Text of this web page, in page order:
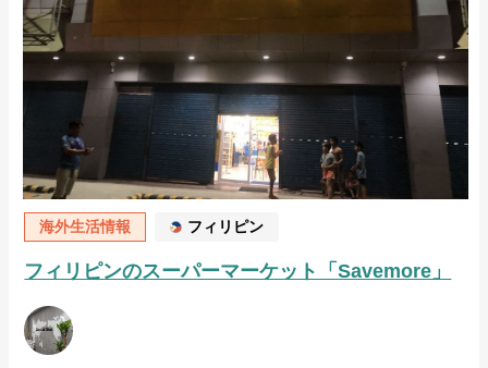
海外生活情報 フィリピン
フィリピンのスーパーマーケット「Savemore」